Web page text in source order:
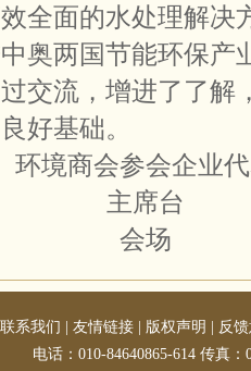
全面的水处理解决
奥两国节能环保产
交流，增进了了解
好基础。
环境商会参会企业
主席台
会场
联系我们 友情链接 版权声明
反
电话：010-84640865-614 传真